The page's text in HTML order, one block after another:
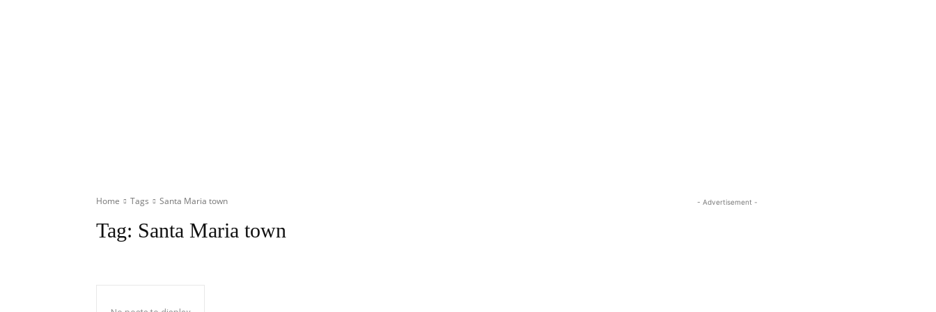
Home Tags Santa Maria town
Tag: Santa Maria town
- Advertisement -